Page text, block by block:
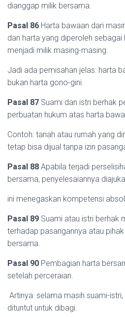
dianggap milik bersama.
Pasal 86 Harta bawaan dari
dan harta yang diperoleh
menjadi milik masing-masing.
Jadi ada pemisahan jelas: harta
bukan harta gono-gini.
Pasal 87 Suami dan istri berhak
perbuatan hukum atas harta
Contoh: tanah atau rumah yang
tetap bisa dijual tanpa izin
Pasal 88 Apabila terjadi
bersama, penyelesaiannya
ini menegaskan kompetensi
Pasal 89 Suami atau istri berhak
terhadap pasangannya atau
bersama.
Pasal 90 Pembagian harta
setelah perceraian.
Artinya: selama masih suami-
dituntut untuk dibagi.